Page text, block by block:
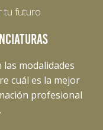
tu futuro
modalidades
cuál es la mejor
profesional